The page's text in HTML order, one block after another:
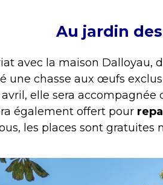
Au jardin
avec la maison Dalloyau,
une chasse aux œufs
elle sera
également offert pour
les places sont gratuites